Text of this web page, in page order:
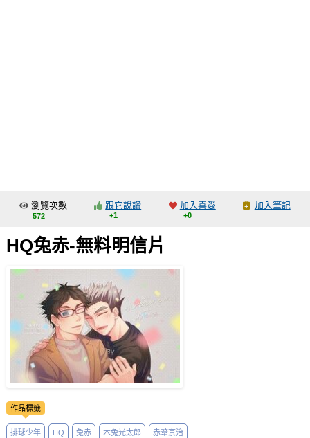
交流中心
攤位轉讓區
會員中心
註冊會員
登入
瀏覽次數
572
跟它說讚
+1
加入喜愛
+0
加入筆記
HQ兔赤-無料明信片
作品標籤
排球少年 HQ 兔赤 木兔光太郎 赤葦京治